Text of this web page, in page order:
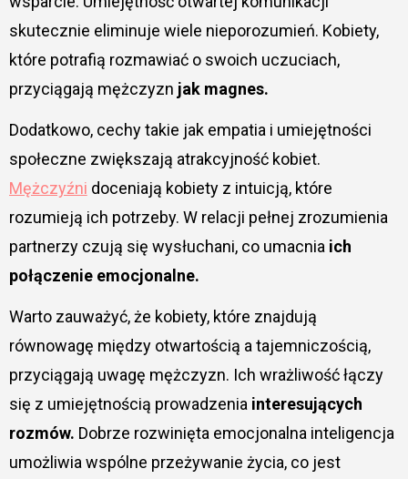
skutecznie eliminuje wiele nieporozumień. Kobiety,
które potrafią rozmawiać o swoich uczuciach,
przyciągają mężczyzn jak magnes.
Dodatkowo, cechy takie jak empatia i umiejętności
społeczne zwiększają atrakcyjność kobiet.
Mężczyźni doceniają kobiety z intuicją, które
rozumieją ich potrzeby. W relacji pełnej zrozumienia
partnerzy czują się wysłuchani, co umacnia ich
połączenie emocjonalne.
Warto zauważyć, że kobiety, które znajdują
równowagę między otwartością a tajemniczością,
przyciągają uwagę mężczyzn. Ich wrażliwość łączy
się z umiejętnością prowadzenia interesujących
rozmów. Dobrze rozwinięta emocjonalna inteligencja
umożliwia wspólne przeżywanie życia, co jest